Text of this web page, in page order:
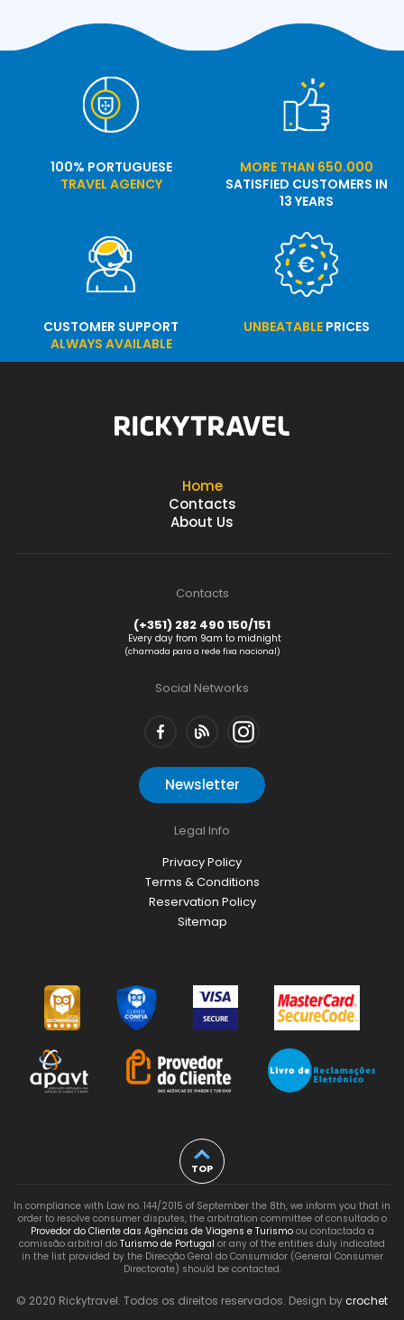
100% PORTUGUESE
TRAVEL AGENCY
MORE THAN 650.000
SATISFIED CUSTOMERS IN
13 YEARS
CUSTOMER SUPPORT
ALWAYS AVAILABLE
UNBEATABLEPRICES
Home
Contacts
About Us
Contacts
(+351) 282 490 150/151
Every day from 9am to midnight
(chamada para a rede fixa nacional)
Social Networks
Newsletter
Legal Info
Privacy Policy
Terms & Conditions
Reservation Policy
Sitemap
TOP
In compliance with Law no. 144/2015 of September the 8th, we inform you that in
order to resolve consumer disputes, the arbitration committee of consultado o
Provedor do Cliente das Agências de Viagens e Turismoou contactada a
comissão arbitral do Turismo de Portugal or any of the entities duly indicated
in the list provided by the Direcção Geral do Consumidor (General Consumer
Directorate) should be contacted.
© 2020 Rickytravel. Todos os direitos reservados. Design bycrochet